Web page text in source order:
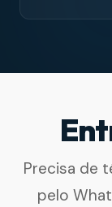
Precisa de
pelo